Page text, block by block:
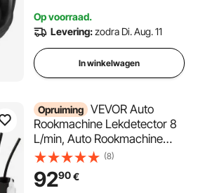
grasmaaiers
Op voorraad.
Levering:zodra Di. Aug. 11
In winkelwagen
Opruiming VEVOR Auto
Rookmachine Lekdetector 8
L/min, Auto Rookmachine
Luchtmodus & Rookmodus
Twee Modellen, Lekdetector
met Manometer &
(8)
9290€